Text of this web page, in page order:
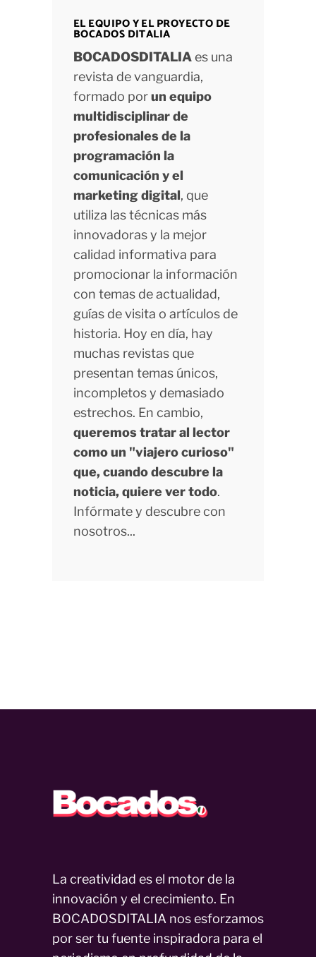
EL EQUIPO Y EL PROYECTO DE
BOCADOS DITALIA
BOCADOSDITALIAes una
revista de vanguardia,
formado porun equipo
multidisciplinar de
profesionales de la
programación la
comunicación y el
marketing digital, que
utiliza las técnicas más
innovadoras y la mejor
calidad informativa para
promocionar la información
con temas de actualidad,
guías de visita o artículos de
historia. Hoy en día, hay
muchas revistas que
presentan temas únicos,
incompletos y demasiado
estrechos. En cambio,
queremos tratar al lector
como un "viajero curioso"
que, cuando descubre la
noticia, quiere ver todo.
Infórmate y descubre con
nosotros...
La creatividad es el motor de la
innovación y el crecimiento. En
BOCADOSDITALIA nos esforzamos
por ser tu fuente inspiradora para el